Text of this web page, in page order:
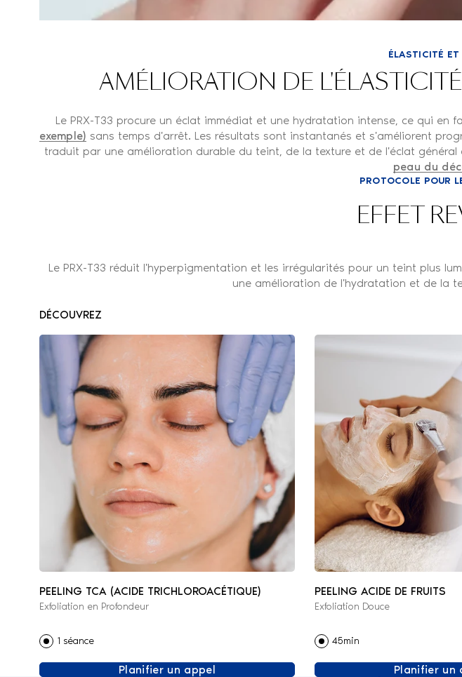
ÉLASTICITÉ ET
AMÉLIORATION DE
Le PRX-T33 procure un éclat immédiat et une hydratation intense, ce qui en
exemple) sans temps d'arrêt. Les résultats sont instantanés et s'améliorent
traduit par une amélioration durable du teint, de la texture et de l'éclat général
peau du
PROTOCOLE POUR
EFFET
Le PRX-T33 réduit l'hyperpigmentation et les irrégularités pour un teint plus
une amélioration de l'hydratation et de la
DÉCOUVREZ
PEELING TCA (ACIDE TRICHLOROACÉTIQUE)
Exfoliation en Profondeur
1 séance
Planifier un appel
PEELING ACIDE DE FRUITS
Exfoliation Douce
45min
Planifier un